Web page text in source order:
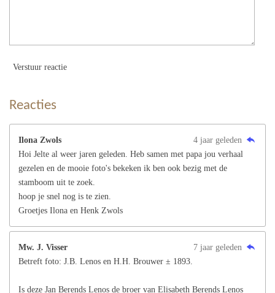
Verstuur reactie
Reacties
Ilona Zwols
4 jaar geleden
Hoi Jelte al weer jaren geleden. Heb samen met papa jou verhaal
gezelen en de mooie foto's bekeken ik ben ook bezig met de
stamboom uit te zoek.
hoop je snel nog is te zien.
Groetjes Ilona en Henk Zwols
Mw. J. Visser
7 jaar geleden
Betreft foto: J.B. Lenos en H.H. Brouwer ± 1893.
Is deze Jan Berends Lenos de broer van Elisabeth Berends Lenos